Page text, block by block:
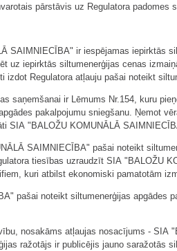
pārstāvis uz Regulatora padomes
SAIMNIECĪBA" ir iespējamas iepirktās
uz iepirktās siltumenerģijas cenas
Regulatora atļauju pašai noteikt
saņemšanai ir Lēmums Nr.154, kuru
pakalpojumu sniegšanu. Ņemot
SIA "BALOŽU KOMUNĀLĀ
SAIMNIECĪBA" pašai noteikt
tiesības uzraudzīt SIA "BALOŽU
kuri atbilst ekonomiski pamatotām
pašai noteikt siltumenerģijas apgādes
nosakāms atļaujas nosacījums - SIA
ražotājs ir publicējis jauno saražotās